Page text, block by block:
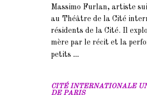
Massimo Furlan, artiste
au Théâtre de la Cité
résidents de la Cité. Il
mère par le récit et la
petits ...
CITÉ INTERNATIONALE
DE PARIS